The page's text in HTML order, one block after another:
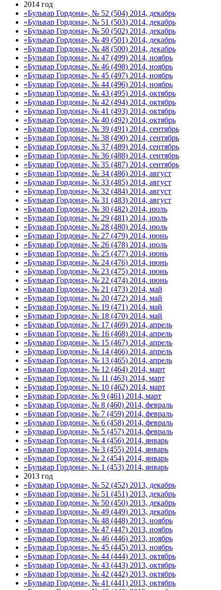
2014 год
«Бульвар Гордона», № 52 (504) 2014, декабрь
«Бульвар Гордона», № 51 (503) 2014, декабрь
«Бульвар Гордона», № 50 (502) 2014, декабрь
«Бульвар Гордона», № 49 (501) 2014, декабрь
«Бульвар Гордона», № 48 (500) 2014, декабрь
«Бульвар Гордона», № 47 (499) 2014, ноябрь
«Бульвар Гордона», № 46 (498) 2014, ноябрь
«Бульвар Гордона», № 45 (497) 2014, ноябрь
«Бульвар Гордона», № 44 (496) 2014, ноябрь
«Бульвар Гордона», № 43 (495) 2014, октябрь
«Бульвар Гордона», № 42 (494) 2014, октябрь
«Бульвар Гордона», № 41 (493) 2014, октябрь
«Бульвар Гордона», № 40 (492) 2014, октябрь
«Бульвар Гордона», № 39 (491) 2014, сентябрь
«Бульвар Гордона», № 38 (490) 2014, сентябрь
«Бульвар Гордона», № 37 (489) 2014, сентябрь
«Бульвар Гордона», № 36 (488) 2014, сентябрь
«Бульвар Гордона», № 35 (487) 2014, сентябрь
«Бульвар Гордона», № 34 (486) 2014, август
«Бульвар Гордона», № 33 (485) 2014, август
«Бульвар Гордона», № 32 (484) 2014, август
«Бульвар Гордона», № 31 (483) 2014, август
«Бульвар Гордона», № 30 (482) 2014, июль
«Бульвар Гордона», № 29 (481) 2014, июль
«Бульвар Гордона», № 28 (480) 2014, июль
«Бульвар Гордона», № 27 (479) 2014, июнь
«Бульвар Гордона», № 26 (478) 2014, июль
«Бульвар Гордона», № 25 (477) 2014, июнь
«Бульвар Гордона», № 24 (476) 2014, июнь
«Бульвар Гордона», № 23 (475) 2014, июнь
«Бульвар Гордона», № 22 (474) 2014, июнь
«Бульвар Гордона», № 21 (473) 2014, май
«Бульвар Гордона», № 20 (472) 2014, май
«Бульвар Гордона», № 19 (471) 2014, май
«Бульвар Гордона», № 18 (470) 2014, май
«Бульвар Гордона», № 17 (469) 2014, апрель
«Бульвар Гордона», № 16 (468) 2014, апрель
«Бульвар Гордона», № 15 (467) 2014, апрель
«Бульвар Гордона», № 14 (466) 2014, апрель
«Бульвар Гордона», № 13 (465) 2014, апрель
«Бульвар Гордона», № 12 (464) 2014, март
«Бульвар Гордона», № 11 (463) 2014, март
«Бульвар Гордона», № 10 (462) 2014, март
«Бульвар Гордона», № 9 (461) 2014, март
«Бульвар Гордона», № 8 (460) 2014, февраль
«Бульвар Гордона», № 7 (459) 2014, февраль
«Бульвар Гордона», № 6 (458) 2014, февраль
«Бульвар Гордона», № 5 (457) 2014, февраль
«Бульвар Гордона», № 4 (456) 2014, январь
«Бульвар Гордона», № 3 (455) 2014, январь
«Бульвар Гордона», № 2 (454) 2014, январь
«Бульвар Гордона», № 1 (453) 2014, январь
2013 год
«Бульвар Гордона», № 52 (452) 2013, декабрь
«Бульвар Гордона», № 51 (451) 2013, декабрь
«Бульвар Гордона», № 50 (450) 2013, декабрь
«Бульвар Гордона», № 49 (449) 2013, декабрь
«Бульвар Гордона», № 48 (448) 2013, ноябрь
«Бульвар Гордона», № 47 (447) 2013, ноябрь
«Бульвар Гордона», № 46 (446) 2013, ноябрь
«Бульвар Гордона», № 45 (445) 2013, ноябрь
«Бульвар Гордона», № 44 (444) 2013, октябрь
«Бульвар Гордона», № 43 (443) 2013, октябрь
«Бульвар Гордона», № 42 (442) 2013, октябрь
«Бульвар Гордона», № 41 (441) 2013, октябрь